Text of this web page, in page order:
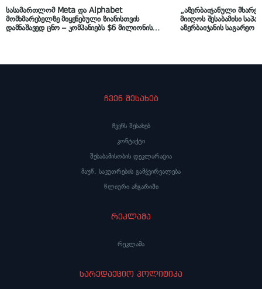
სასამართლომ Meta და Alphabet
მომხმარებელზე მიყენებული ზიანისთვის
დამნაშავედ ცნო – კომპანიებს $6 მილიონის
„აზერბაიჯანული
მიიღოს შესაბამისი
აზერბაიჯანის საგარეო
ჩვენ შესახებ
ჩვენს შესახებ
კონტაქტი
შესაბამისობის დეკლარაცია
მაუწ. საკუთრების გამჭვირვალება
წლიური ანგარიში
რეკლამა
რეკლამა
სარედაქციო პოლიტიკა